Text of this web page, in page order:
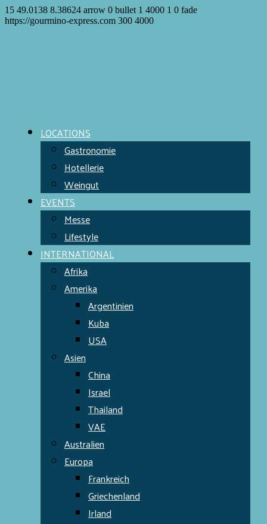
15 49.0138 8.38624 arrow 0 bullet 1 4000 1 0 fade
https://gourmino-express.com 300 4000
LOCATIONS
Gastronomie
Hotellerie
Weingut
EVENTS
Messe
Lifestyle
INTERNATIONAL
Afrika
Amerika
Argentinien
Kuba
USA
Asien
China
Israel
Thailand
VAE
Australien
Europa
Frankreich
Griechenland
Irland